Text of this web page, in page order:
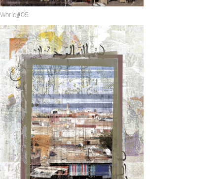
World#05